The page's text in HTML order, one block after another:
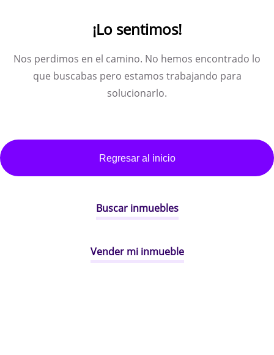
¡Lo sentimos!
Nos perdimos en el camino. No hemos encontrado lo
que buscabas pero estamos trabajando para
solucionarlo.
Regresar al inicio
Buscar inmuebles
Vender mi inmueble